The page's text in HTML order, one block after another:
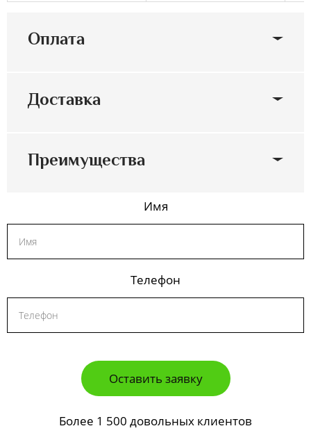
Оплата
Доставка
Преимущества
Имя
Телефон
Оставить заявку
Более 1 500 довольных клиентов